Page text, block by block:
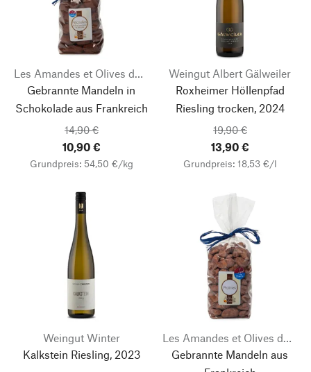
Les Amandes et Olives du Mont Bouquet
Gebrannte Mandeln in
Schokolade aus Frankreich
14,90 €
10,90 €
Grundpreis: 54,50 €/kg
Weingut Albert Gälweiler
Roxheimer Höllenpfad
Riesling trocken, 2024
19,90 €
13,90 €
Grundpreis: 18,53 €/l
Weingut Winter
Kalkstein Riesling, 2023
Les Amandes et Olives du Mont Bouquet
Gebrannte Mandeln aus